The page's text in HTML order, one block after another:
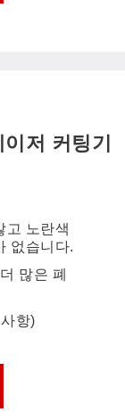
저 커팅기
고 노란색
없습니다.
많은 폐
항)